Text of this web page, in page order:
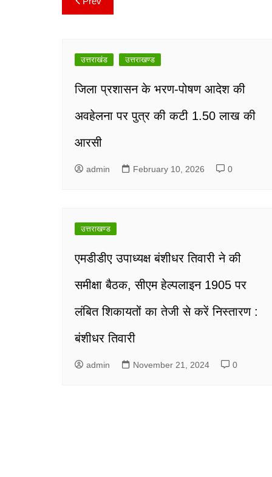
Post
navigation
उत्तराखंड उत्तराखण्ड
जिला प्रशासन के भरण-पोषण आदेश की
अवहेलना पर पुत्र की कटी 1.50 लाख की
आरसी
admin February 10, 2026 0
उत्तराखण्ड
एमडीडीए उपाध्यक्ष बंशीधर तिवारी ने की
समीक्षा बैठक, सीएम हेल्पलाइन 1905 पर
लंबित शिकायतों का तेजी से करें निस्तारण :
बंशीधर तिवारी
admin November 21, 2024 0